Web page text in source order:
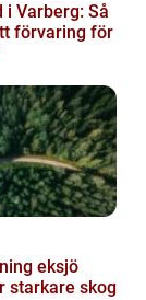
i Varberg: Så
förvaring för
eksjö
starkare skog